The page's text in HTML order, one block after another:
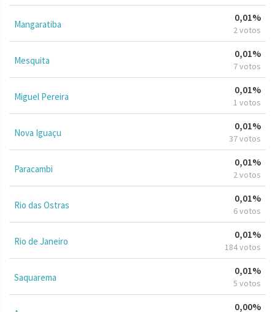
Mangaratiba
0,01%
2 votos
Mesquita
0,01%
7 votos
Miguel Pereira
0,01%
1 votos
Nova Iguaçu
0,01%
37 votos
Paracambi
0,01%
2 votos
Rio das Ostras
0,01%
6 votos
Rio de Janeiro
0,01%
184 votos
Saquarema
0,01%
5 votos
0,00%